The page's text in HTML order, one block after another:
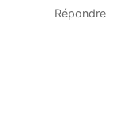
Répondre